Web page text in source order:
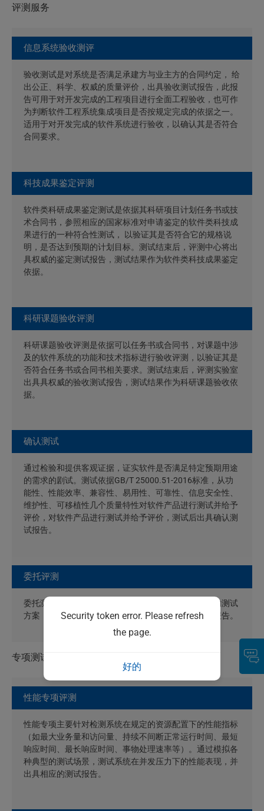
评测服务
信息系统验收测评
验收测试是对系统是否满足承建方与业主方的合同约定， 给
出公正、科学、权威的质量评价，出具验收测试报告，此报
告可用于对开发完成的工程项目进行全面工程验收，也可作
为判断软件工程系统集成项目是否按规定完成的依据之一。
适用于对开发完成的软件系统进行验收，以确认其是否符合
合同要求。
科技成果鉴定评测
软件类科研成果鉴定测试是依据其科研项目计划任务书或技
术合同书，参照相应的国家标准对申请鉴定的软件类科技成
果进行的一种符合性测试， 以验证其是否符合它的规格说
明，是否达到预期的计划目标。测试结束后，评测中心将出
具权威的鉴定测试报告，测试结果作为软件类科技成果鉴定
依据。
科研课题验收评测
科研课题验收评测是依据可以任务书或合同书，对课题中涉
及的软件系统的功能和技术指标进行验收评测，以验证其是
否符合任务书或合同书相关要求。测试结束后，评测实验室
出具具权威的验收测试报告，测试结果作为科研课题验收依
据。
确认测试
通过检验和提供客观证据，证实软件是否满足特定预期用途
的需求的剧试。测试依据GB/T 25000.51-2016标准，从功
能性、性能效率、兼容性、易用性、可靠性、信息安全性、
维护性、可移植性几个质量特性对软件产品进行测试并给予
评价，对软件产品进行测试并给予评价，测试后出具确认测
试报告。
委托评测
委托测试是依据委托方的具体需求，制定具有针对性的测试
方案，对客户特定需求进行检测，并出具相应的测试报告。
专项测试
性能专项评测
性能专项主要针对检测系统在规定的资源配置下的性能指标
（如最大业务量和访问量、持续不间断正常运行时间、最短
响应时间、最长响应时间、事物处理速率等）。通过模拟各
种典型的测试场景，测试系统在并发压力下的性能表现，并
出具相应的测试报告。
Security token error. Please refresh
the page.
好的